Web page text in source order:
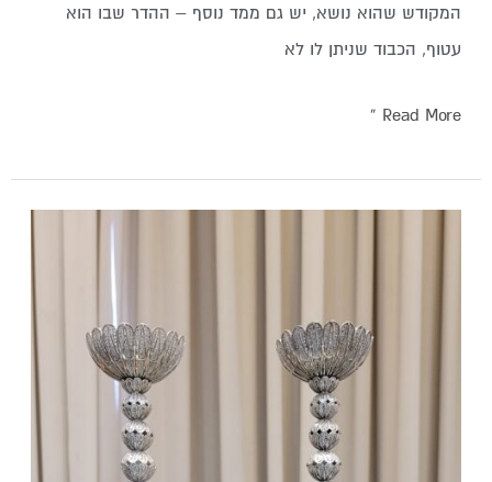
המקודש שהוא נושא, יש גם ממד נוסף – ההדר שבו הוא
עטוף, הכבוד שניתן לו לא
Read More »